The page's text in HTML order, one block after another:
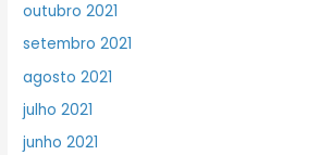
outubro 2021
setembro 2021
agosto 2021
julho 2021
junho 2021